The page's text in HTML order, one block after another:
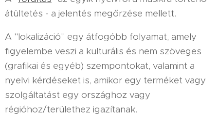
átültetés - a jelentés megőrzése mellett.
A "lokalizáció" egy átfogóbb folyamat, amely
figyelembe veszi a kulturális és nem szöveges
(grafikai és egyéb) szempontokat, valamint a
nyelvi kérdéseket is, amikor egy terméket vagy
szolgáltatást egy országhoz vagy
régióhoz/területhez igazítanak.